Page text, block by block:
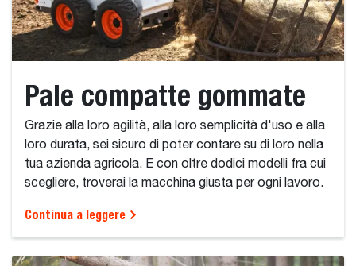
Pale compatte gommate
Grazie alla loro agilità, alla loro semplicità d'uso e alla
loro durata, sei sicuro di poter contare su di loro nella
tua azienda agricola. E con oltre dodici modelli fra cui
scegliere, troverai la macchina giusta per ogni lavoro.
Continua a leggere